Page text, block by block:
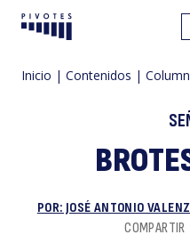
Pivotes
Inicio | Contenidos |
POR: JOSÉ ANTONIO
COMPARTIR